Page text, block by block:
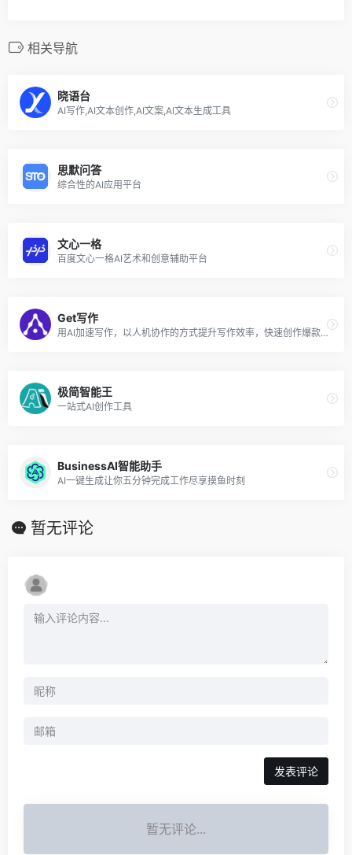
相关导航
晓语台
AI写作,AI文本创作,AI文案,AI文本生成工具
思默问答
综合性的AI应用平台
文心一格
百度文心一格AI艺术和创意辅助平台
Get写作
用AI加速写作，以人机协作的方式提升写作效率，快速创作爆款文章
极简智能王
一站式AI创作工具
BusinessAI智能助手
AI一键生成让你五分钟完成工作尽享摸鱼时刻
暂无评论
发表评论
暂无评论...